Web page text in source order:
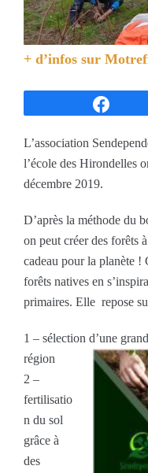
+ d’infos sur
L’association
l’école des Hirondelles
décembre 2019.
D’après la méthode du
on peut créer des forêts
cadeau pour la planète !
forêts natives en
primaires. Elle repose
1 – sélection d’une
région
2 –
fertilisatio
n du sol
grâce à
des